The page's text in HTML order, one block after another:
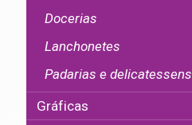
Docerias
Lanchonetes
Padarias e delicatessens
Gráficas